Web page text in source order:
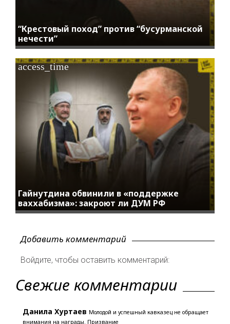
“Крестовый поход” против “бусурманской
нечести”
Гайнутдина обвинили в «поддержке
ваххабизма»: закроют ли ДУМ РФ
access_time
Добавить комментарий
Войдите, чтобы оставить комментарий:
Свежие комментарии
Данила Хуртаев Молодой и успешный кавказец не обращает
внимания на награды. Призвание